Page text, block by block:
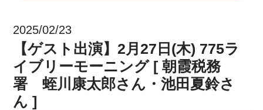
2025/02/23
【ゲスト出演】2月27日(木) 775ラ
イブリーモーニング [ 朝霞税務
署 蛭川康太郎さん・池田夏鈴さ
ん ]